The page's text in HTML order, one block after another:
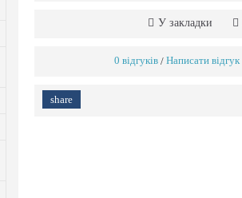
У закладки
0 відгуків / Написати відгук
share